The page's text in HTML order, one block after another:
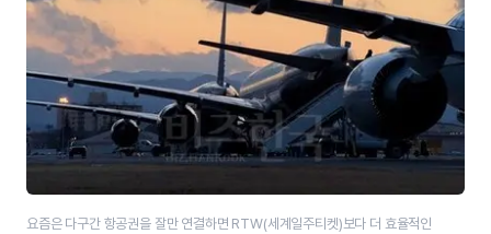
요즘은 다구간 항공권을 잘만 연결하면 RTW(세계일주티켓)보다 더 효율적인